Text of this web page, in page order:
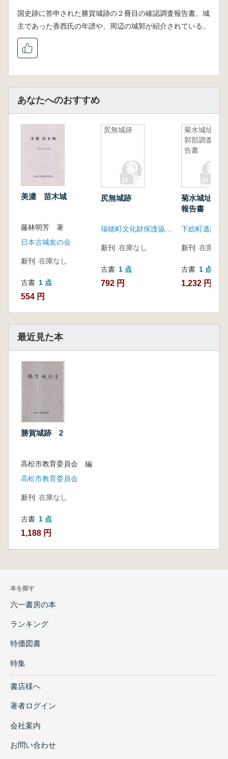
国史跡に答申された勝賀城跡の２冊目の確認調査報告書。城
主であった香西氏の年譜や、周辺の城郭が紹介されている。
あなたへのおすすめ
美濃 苗木城
藤林明芳 著
日本古城友の会
新刊 在庫なし
古書 1 点
554 円
尻無城跡
尻無城跡
新刊 在庫なし
古書 1 点
792 円
菊水城址主
郭部調査報
告書
菊水城址主
報告書
下総町遺跡調
新刊 在庫なし
古書 1 点
1,232 円
最近見た本
勝賀城跡 2
高松市教育委員会 編
高松市教育委員会
新刊 在庫なし
古書 1 点
1,188 円
本を探す
六一書房の本
ランキング
特価図書
特集
書店様へ
著者ログイン
会社案内
お問い合わせ